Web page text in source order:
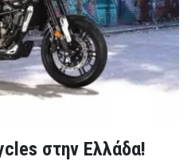
στην Ελλάδα!